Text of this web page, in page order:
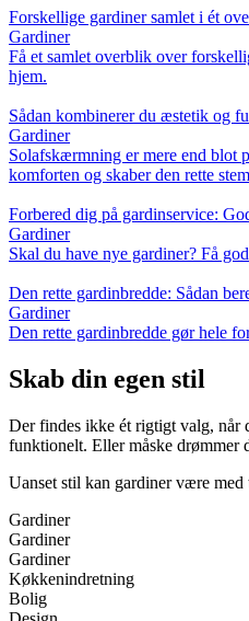
Forskellige gardiner samlet i ét
Gardiner
Få et samlet overblik over
hjem.
Sådan kombinerer du æstetik og
Gardiner
Solafskærmning er mere end blot
komforten og skaber den rette
Forbered dig på gardinservice:
Gardiner
Skal du have nye gardiner? Få
Den rette gardinbredde: Sådan
Gardiner
Den rette gardinbredde gør hele
Skab din egen stil
Der findes ikke ét rigtigt valg, når
funktionelt. Eller måske drømmer
Uanset stil kan gardiner være
Gardiner
Gardiner
Gardiner
Køkkenindretning
Bolig